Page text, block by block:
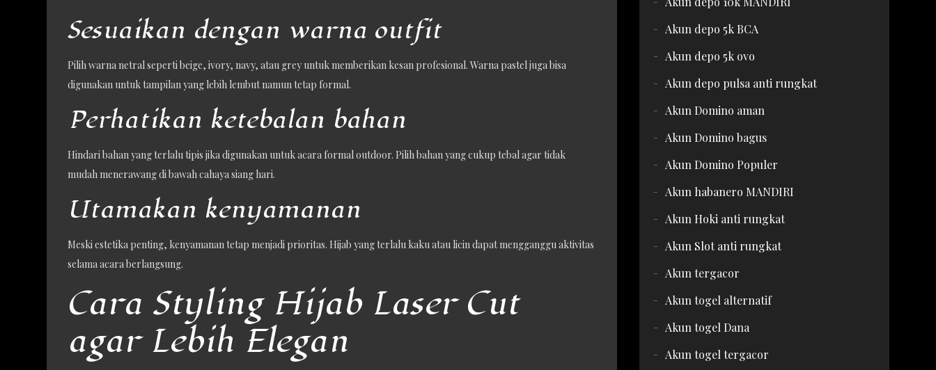
Sesuaikan dengan warna outfit
Pilih warna netral seperti beige, ivory, navy, atau grey untuk memberikan kesan profesional. Warna pastel juga bisa
digunakan untuk tampilan yang lebih lembut namun tetap formal.
Perhatikan ketebalan bahan
Hindari bahan yang terlalu tipis jika digunakan untuk acara formal outdoor. Pilih bahan yang cukup tebal agar tidak
mudah menerawang di bawah cahaya siang hari.
Utamakan kenyamanan
Meski estetika penting, kenyamanan tetap menjadi prioritas. Hijab yang terlalu kaku atau licin dapat mengganggu aktivitas
selama acara berlangsung.
Cara Styling Hijab Laser Cut
agar Lebih Elegan
Akun depo 5k BCA
Akun depo 5k ovo
Akun depo pulsa anti rungkat
Akun Domino aman
Akun Domino bagus
Akun Domino Populer
Akun habanero MANDIRI
Akun Hoki anti rungkat
Akun Slot anti rungkat
Akun tergacor
Akun togel alternatif
Akun togel Dana
Akun togel tergacor